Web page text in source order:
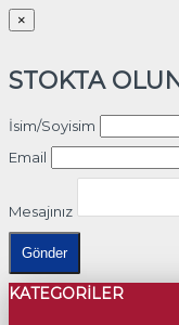
×
STOKTA
İsim/Soyisim
Email
Mesajınız
Gönder
KATEGORILER